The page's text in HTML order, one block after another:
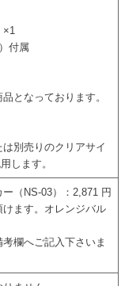
×1
付属
となっております。
別売りのクリアサイ
します。
（NS-03）：2,871 円
けます。オレンジバル
欄へご記入下さいま